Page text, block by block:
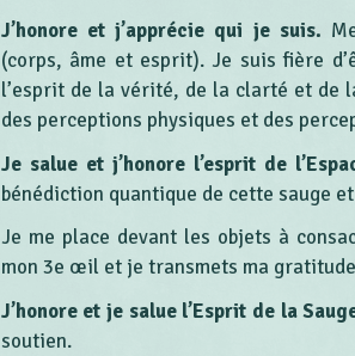
J’honore et j’apprécie qui je suis.
(corps, âme et esprit). Je suis fière
l’esprit de la vérité, de la clarté et de
des perceptions physiques et des
Je salue et j’honore l’esprit de
bénédiction quantique de cette sauge
Je me place devant les objets à
mon 3e œil et je transmets ma
J’honore et je salue l’Esprit de la
soutien.